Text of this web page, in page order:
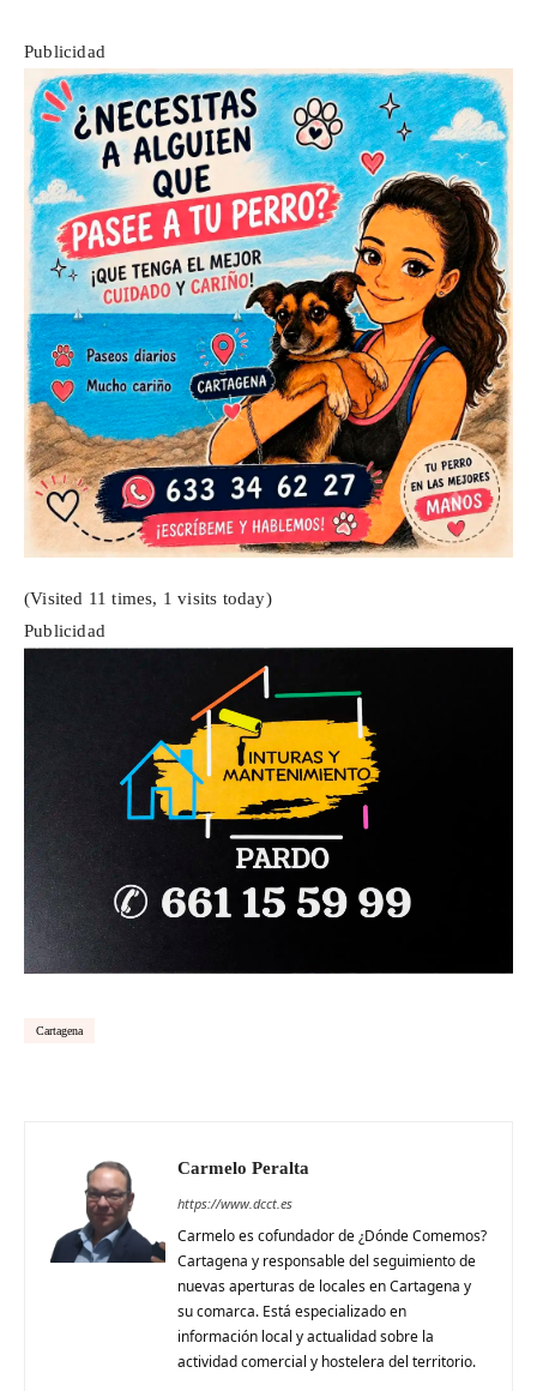
Publicidad
(Visited 11 times, 1 visits today)
Publicidad
Cartagena
Carmelo Peralta
https://www.dcct.es
Carmelo es cofundador de ¿Dónde Comemos?
Cartagena y responsable del seguimiento de
nuevas aperturas de locales en Cartagena y
su comarca. Está especializado en
información local y actualidad sobre la
actividad comercial y hostelera del territorio.